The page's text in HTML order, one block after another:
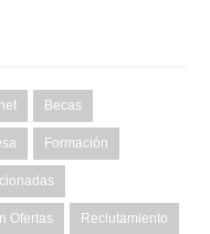
Becas
Formación
Ofertas Reclutamiento